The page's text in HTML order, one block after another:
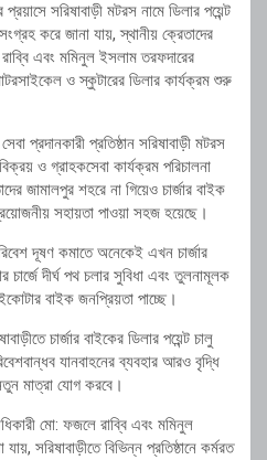
সরিষাবাড়ী মটরস নামে ডিলার পয়েন্ট
করে জানা যায়, স্থানীয় ক্রেতাদের
এবং মমিনুল ইসলাম তরফদারের
ও স্কুটারের ডিলার কার্যক্রম শুরু
প্রদানকারী প্রতিষ্ঠান সরিষাবাড়ী মটরস
ও গ্রাহকসেবা কার্যক্রম পরিচালনা
জামালপুর শহরে না গিয়েও চার্জার বাইক
সহায়তা পাওয়া সহজ হয়েছে।
দূষণ কমাতে অনেকেই এখন চার্জার
দীর্ঘ পথ চলার সুবিধা এবং তুলনামূলক
বাইক জনপ্রিয়তা পাচ্ছে।
চার্জার বাইকের ডিলার পয়েন্ট চালু
যানবাহনের ব্যবহার আরও বৃদ্ধি
মাত্রা যোগ করবে।
মো: ফজলে রাব্বি এবং মমিনুল
সরিষাবাড়ীতে বিভিন্ন প্রতিষ্ঠানে কর্মরত